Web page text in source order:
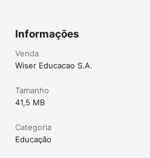
Informações
Venda
Wiser Educacao S.A.
Tamanho
41,5 MB
Categoria
Educação